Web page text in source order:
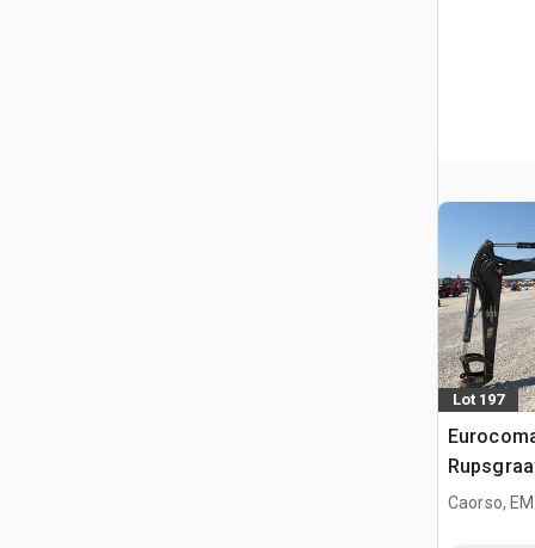
Lot 197
Caorso,